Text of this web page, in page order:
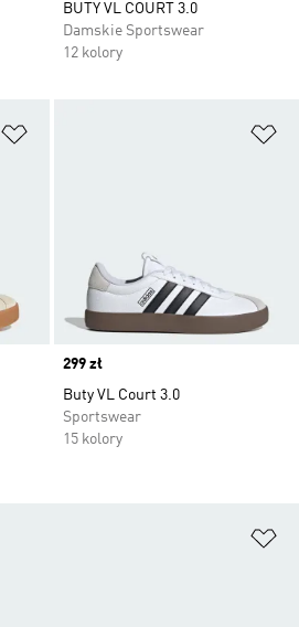
BUTY VL COURT 3.0
Damskie Sportswear
12 kolory
Price
299 zł
Buty VL Court 3.0
Sportswear
15 kolory